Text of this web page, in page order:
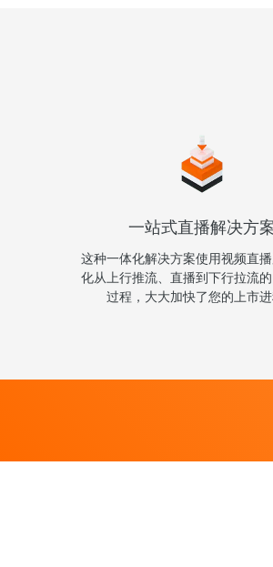
一站式直播解决方
这种一体化解决方案使用视频直
化从上行推流、直播到下行拉流
过程，大大加快了您的上市进